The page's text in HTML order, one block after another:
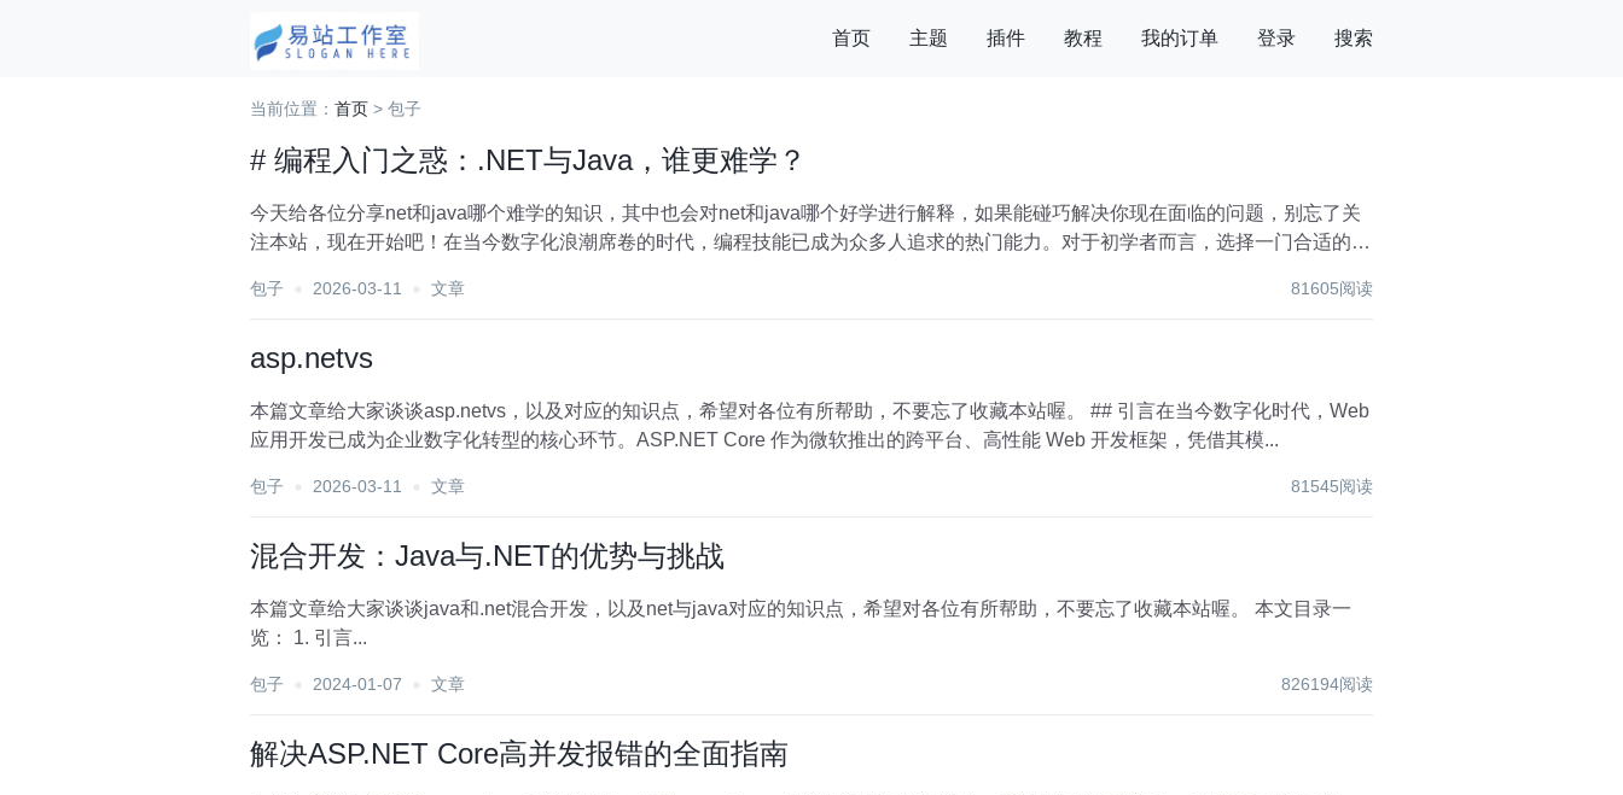
首页 主题 插件 教程 我的订单 登录 搜索
当前位置： 首页 > 包子
# 编程入门之惑：.NET与Java，谁更难学？
今天给各位分享net和java哪个难学的知识，其中也会对net和java哪个好学进行解释，如果能碰巧解决你现在面临的问题，别忘了关
注本站，现在开始吧！在当今数字化浪潮席卷的时代，编程技能已成为众多人追求的热门能力。对于初学者而言，选择一门合适的编
包子 2026-03-11 文章 81605阅读
asp.netvs
本篇文章给大家谈谈asp.netvs，以及对应的知识点，希望对各位有所帮助，不要忘了收藏本站喔。 ## 引言在当今数字化时代，Web
应用开发已成为企业数字化转型的核心环节。ASP.NET Core 作为微软推出的跨平台、高性能 Web 开发框架，凭借其模...
包子 2026-03-11 文章 81545阅读
混合开发：Java与.NET的优势与挑战
本篇文章给大家谈谈java和.net混合开发，以及net与java对应的知识点，希望对各位有所帮助，不要忘了收藏本站喔。 本文目录一
览： 1. 引言...
包子 2024-01-07 文章 826194阅读
解决ASP.NET Core高并发报错的全面指南